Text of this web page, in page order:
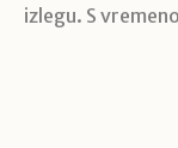
izlegu. S